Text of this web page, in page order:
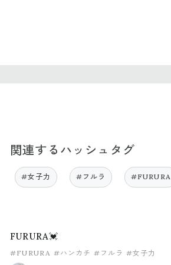
関連するハッシュタグ
#女子力 #フルラ #FURURA
FURURA💓
#FURURA #ハンカチ #フルラ #女子力